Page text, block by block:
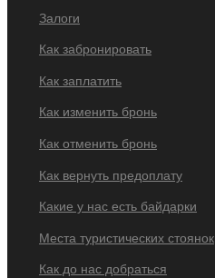
Залоги
Как забронировать
Как заплатить
Как изменить бронь
Как отменить бронь
Как вернуть предоплату
Какие у нас есть байдарки
Места туристических стоянок
Как до нас добраться